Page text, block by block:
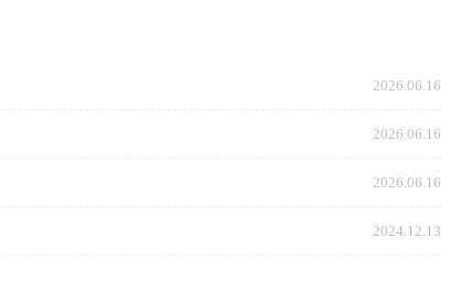
2026.06.16
2026.06.16
2026.06.16
2024.12.13